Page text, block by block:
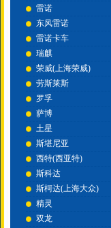
雷诺
东风雷诺
雷诺卡车
瑞麒
荣威(上海荣威)
劳斯莱斯
罗孚
萨博
土星
斯堪尼亚
西特(西亚特)
斯科达
斯柯达(上海大众)
精灵
双龙